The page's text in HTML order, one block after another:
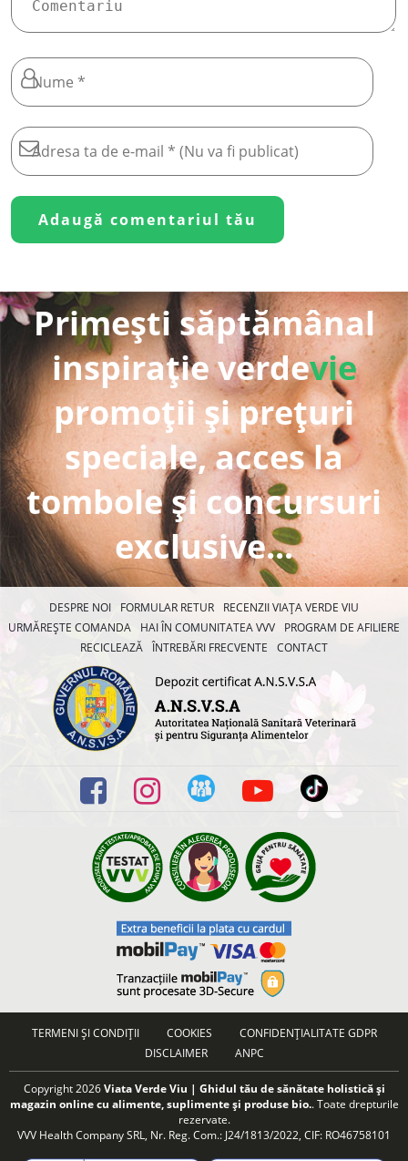
Primești săptămânal
inspirație verdevie
promoții și prețuri
speciale, acces la
tombole și concursuri
exclusive...
DESPRE NOI FORMULAR RETUR
RECENZII VIAȚA VERDE VIU
URMĂREȘTE COMANDA
HAI ÎN COMUNITATEA VVV
PROGRAM DE AFILIERE
RECICLEAZĂ ÎNTREBĂRI FRECVENTE CONTACT
TERMENI ȘI CONDIȚII COOKIES
CONFIDENȚIALITATE GDPR
DISCLAIMER
ANPC
Copyright 2026Viata Verde Viu | Ghidul tău de sănătate holistică și
magazin online cu alimente, suplimente și produse bio.. Toate drepturile
rezervate.
VVV Health Company SRL, Nr. Reg. Com.: J24/1813/2022, CIF: RO46758101